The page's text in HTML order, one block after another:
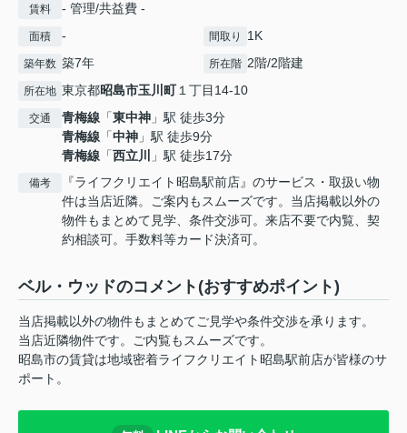
賃料 - 管理/共益費 -
面積 - 間取り 1K
築年数 築7年 所在階 2階/2階建
所在地 東京都昭島市玉川町１丁目14-10
交通 青梅線 「東中神 」駅 徒歩3分
青梅線 「中神 」駅 徒歩9分
青梅線 「西立川 」駅 徒歩17分
備考
『ライフクリエイト昭島駅前店』のサービス・取扱い物
件は当店近隣。ご案内もスムーズです。当店掲載以外の
物件もまとめて見学、条件交渉可。来店不要で内覧、契
約相談可。手数料等カード決済可。
ベル・ウッドのコメント(おすすめポイント)
当店掲載以外の物件もまとめてご見学や条件交渉を承ります。
当店近隣物件です。ご内覧もスムーズです。
昭島市の賃貸は地域密着ライフクリエイト昭島駅前店が皆様のサ
ポート。